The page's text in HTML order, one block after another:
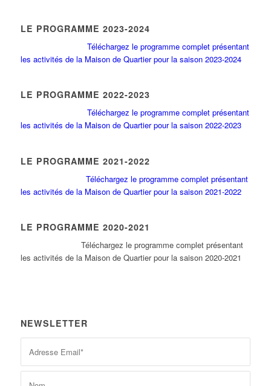
LE PROGRAMME 2023-2024
Téléchargez le programme complet présentant
les activités de la Maison de Quartier pour la saison 2023-2024
LE PROGRAMME 2022-2023
Téléchargez le programme complet présentant
les activités de la Maison de Quartier pour la saison 2022-2023
LE PROGRAMME 2021-2022
Téléchargez le programme complet présentant
les activités de la Maison de Quartier pour la saison 2021-2022
LE PROGRAMME 2020-2021
Téléchargez le programme complet présentant
les activités de la Maison de Quartier pour la saison 2020-2021
NEWSLETTER